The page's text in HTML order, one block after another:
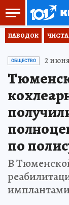
ПАВОДОК
ОБЩЕСТВО 2 июня
по
В